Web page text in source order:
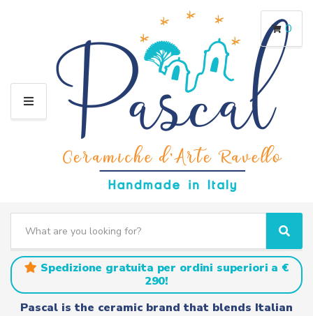
M
a
t
g
a
r
c
h
S
e
a
r
c
h
Spedizione gratuita per ordini superiori a €
290!
Pascal is the ceramic brand that blends Italian
0